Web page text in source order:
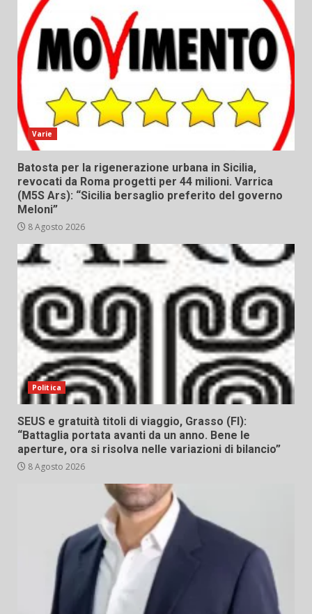
Varie
Batosta per la rigenerazione urbana in Sicilia,
revocati da Roma progetti per 44 milioni. Varrica
(M5S Ars): “Sicilia bersaglio preferito del governo
Meloni”
8 Agosto 2026
Politica
SEUS e gratuità titoli di viaggio, Grasso (FI):
“Battaglia portata avanti da un anno. Bene le
aperture, ora si risolva nelle variazioni di bilancio”
8 Agosto 2026